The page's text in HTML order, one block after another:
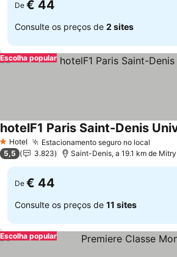
De € 44
Consulte os preços de 2 sites
Escolha popular
1 Estrelas
Hotel Estacionamento seguro no local
hotelF1 Paris Saint-Denis
5,5 3.823 Saint-Denis, a 19.1 km de
De € 44
Consulte os preços de 11 sites
Escolha popular